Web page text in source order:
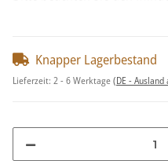
Knapper Lagerbestand
Lieferzeit: 2 - 6 Werktage(DE - Ausland